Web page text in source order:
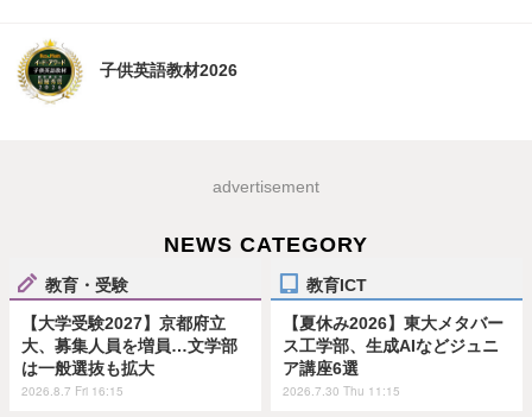
子供英語教材2026
advertisement
NEWS CATEGORY
教育・受験
【大学受験2027】京都府立
大、募集人員を増員…文学部
は一般選抜も拡大
2026.8.7 Fri 16:15
教育ICT
【夏休み2026】東大メタバー
ス工学部、生成AIなどジュニ
ア講座6選
2026.7.30 Thu 11:15